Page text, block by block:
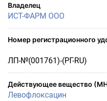
Владелец
ИСТ-ФАРМ ООО
Номер регистрационного
ЛП-№(001761)-(РГ-RU)
Действующее вещество
Левофлоксацин